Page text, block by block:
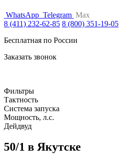
WhatsApp Telegram Max
8 (411) 232-62-85 8 (800) 351-19-05
Бесплатная по России
Заказать звонок
Фильтры
Тактность
Система запуска
Мощность, л.с.
Дейдвуд
50/1 в Якутске